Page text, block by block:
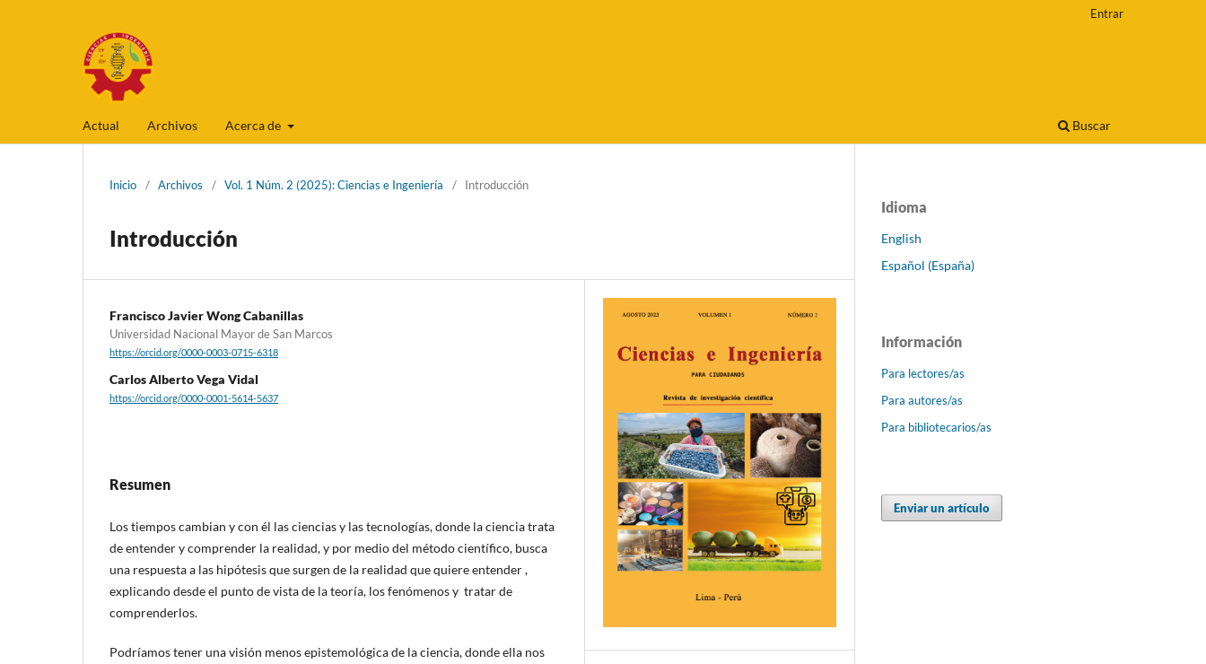
Actual Archivos Acerca de Buscar
Entrar
Inicio / Archivos / Vol. 1 Núm. 2 (2025): Ciencias e Ingeniería / Introducción
Introducción
Francisco Javier Wong Cabanillas
Universidad Nacional Mayor de San Marcos
https://orcid.org/0000-0003-0715-6318
Carlos Alberto Vega Vidal
https://orcid.org/0000-0001-5614-5637
Resumen
Los tiempos cambian y con él las ciencias y las tecnologías, donde la ciencia trata
de entender y comprender la realidad, y por medio del método científico, busca
una respuesta a las hipótesis que surgen de la realidad que quiere entender ,
explicando desde el punto de vista de la teoría, los fenómenos y tratar de
comprenderlos.
Podríamos tener una visión menos epistemológica de la ciencia, donde ella nos
Idioma
English
Español (España)
Información
Para lectores/as
Para autores/as
Para bibliotecarios/as
Enviar un artículo